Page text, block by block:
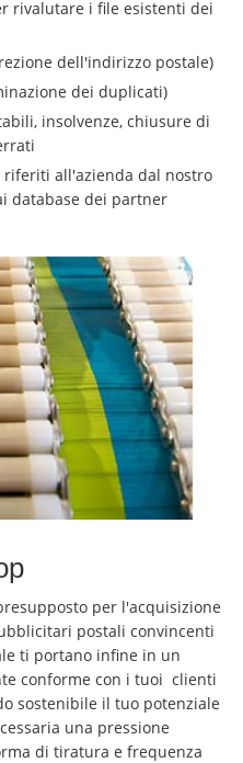
rivalutare i file esistenti dei
dell'indirizzo postale)
dei duplicati)
insolvenze, chiusure di
all'azienda dal nostro
database dei partner
per l'acquisizione
postali convincenti
ti portano infine in un
conforme con i tuoi clienti
sostenibile il tuo potenziale
una pressione
di tiratura e frequenza